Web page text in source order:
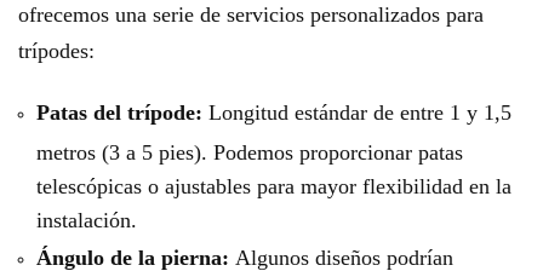
ofrecemos una serie de servicios personalizados para
trípodes:
Patas del trípode: Longitud estándar de entre 1 y 1,5
metros (3 a 5 pies). Podemos proporcionar patas
telescópicas o ajustables para mayor flexibilidad en la
instalación.
Ángulo de la pierna: Algunos diseños podrían